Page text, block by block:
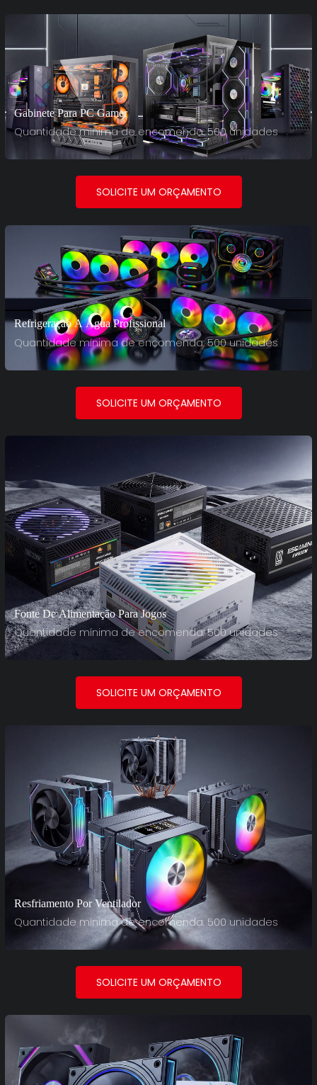
Gabinete Para PC Gamer
Quantidade mínima de encomenda: 500 unidades
SOLICITE UM ORÇAMENTO
Refrigeração A Água Profissional
Quantidade mínima de encomenda: 500 unidades
SOLICITE UM ORÇAMENTO
Fonte De Alimentação Para Jogos
Quantidade mínima de encomenda: 500 unidades
SOLICITE UM ORÇAMENTO
Resfriamento Por Ventilador
Quantidade mínima de encomenda: 500 unidades
SOLICITE UM ORÇAMENTO